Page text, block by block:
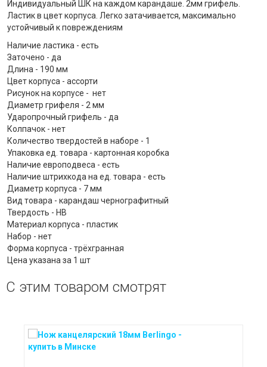
Индивидуальный ШК на каждом карандаше. 2мм грифель.
Ластик в цвет корпуса. Легко затачивается, максимально
устойчивый к повреждениям
Наличие ластика - есть
Заточено - да
Длина - 190 мм
Цвет корпуса - ассорти
Рисунок на корпусе - нет
Диаметр грифеля - 2 мм
Ударопрочный грифель - да
Колпачок - нет
Количество твердостей в наборе - 1
Упаковка ед. товара - картонная коробка
Наличие европодвеса - есть
Наличие штрихкода на ед. товара - есть
Диаметр корпуса - 7 мм
Вид товара - карандаш чернографитный
Твердость - НВ
Материал корпуса - пластик
Набор - нет
Форма корпуса - трёхгранная
Цена указана за 1 шт
С этим товаром смотрят